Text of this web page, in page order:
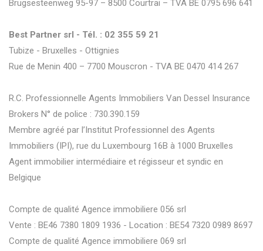
Brugsesteenweg 95-97 – 8500 Courtrai – TVA BE 0795 696 641
Best Partner srl - Tél. : 02 355 59 21
Tubize - Bruxelles - Ottignies
Rue de Menin 400 – 7700 Mouscron - TVA BE 0470 414 267
R.C. Professionnelle Agents Immobiliers Van Dessel Insurance
Brokers N° de police : 730.390.159
Membre agréé par l’Institut Professionnel des Agents
Immobiliers (IPI), rue du Luxembourg 16B à 1000 Bruxelles
Agent immobilier intermédiaire et régisseur et syndic en
Belgique
Compte de qualité Agence immobiliere 056 srl
Vente : BE46 7380 1809 1936 - Location : BE54 7320 0989 8697
Compte de qualité Agence immobiliere 069 srl